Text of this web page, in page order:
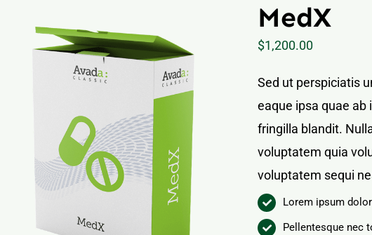
MedX
$1,200.00
Sed ut perspiciatis
eaque ipsa quae
fringilla blandit.
voluptatem quia
voluptatem sequi
Lorem ipsum
Pellentesque nec